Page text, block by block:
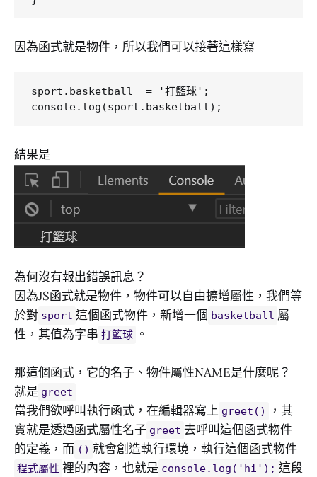
因為函式就是物件，所以我們可以接著這樣寫
sport.basketball  = '打籃球';
結果是
為何沒有報出錯誤訊息？
因為JS函式就是物件，物件可以自由擴增屬性，我們等
於對 sport 這個函式物件，新增一個 basketball 屬
性，其值為字串 打籃球 。
那這個函式，它的名子、物件屬性NAME是什麼呢？
就是 greet
當我們欲呼叫執行函式，在編輯器寫上 greet()
，其
實就是透過函式屬性名子 greet 去呼叫這個函式物件
的定義，而 () 就會創造執行環境，執行這個函式物件
程式屬性 裡的內容，也就是 console.log('hi'); 這段